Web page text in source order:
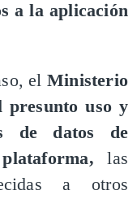
a la aplicación
elMinisterio
presunto uso y
de datos de
las
a otros